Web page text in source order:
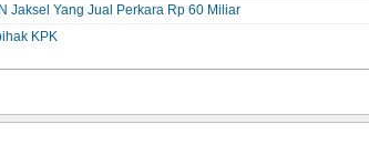
Jaksel Yang Jual Perkara Rp 60 Miliar
KPK